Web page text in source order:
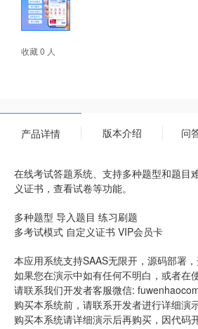
收藏 0 人
产品详情 版本介绍 问
在线考试答题系统、支持多种题型和题目
义证书，查看试卷等功能。
多种题型 导入题目 练习刷题
多考试模式 自定义证书 VIP会员卡
本应用系统支持SAAS无限开，源码部署
如果您在演示中如有任何不明白，或者在
请联系我们开发者客服微信:
购买本系统前，请联系开发者进行详细演
购买本系统请详细演示后再购买，因代码